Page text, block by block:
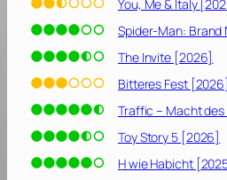
[
1
9
6
9
]
You, Me & Italy
Spider-Man: Brand
The Invite [2026]
Bitteres Fest [2026]
Traffic – Macht
Toy Story 5 [2026]
H wie Habicht